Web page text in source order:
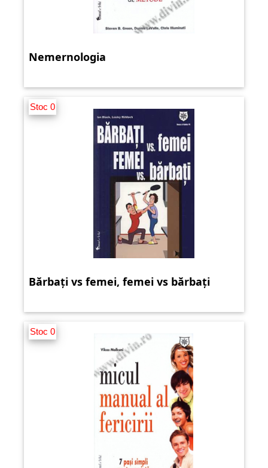
Nemernologia
Stoc 0
Bărbați vs femei, femei vs bărbați
Stoc 0